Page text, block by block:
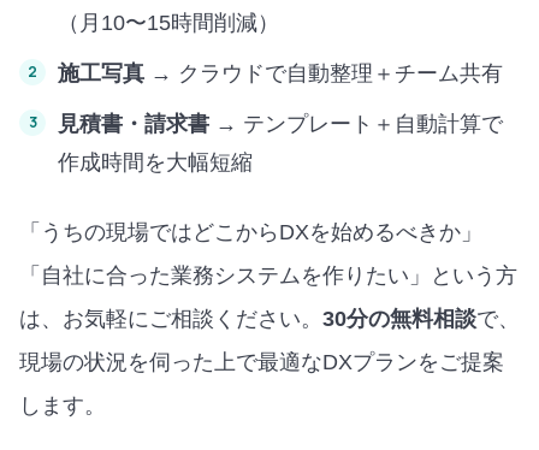
（月10〜15時間削減）
施工写真 → クラウドで自動整理＋チーム共有
見積書・請求書 → テンプレート＋自動計算で
作成時間を大幅短縮
「うちの現場ではどこからDXを始めるべきか」
「自社に合った業務システムを作りたい」という方
は、お気軽にご相談ください。 30分の無料相談で、
現場の状況を伺った上で最適なDXプランをご提案
します。